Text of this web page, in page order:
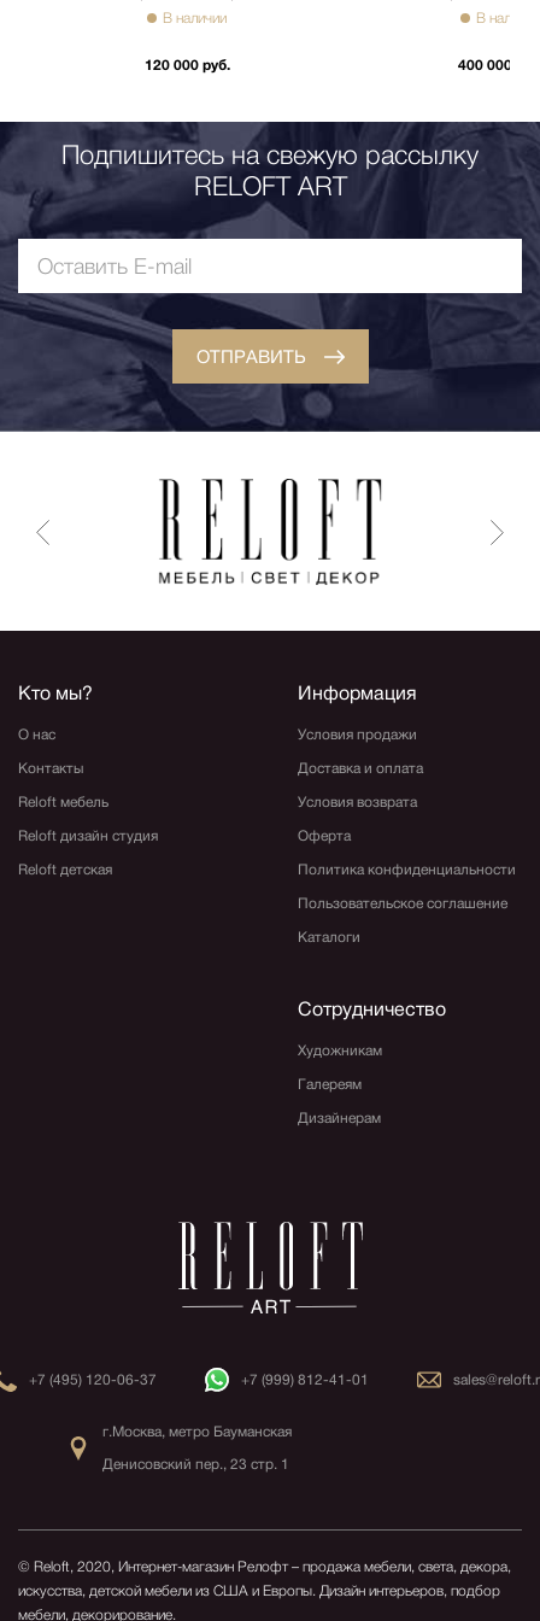
В наличии
120 000 руб.
В наличии
400 000
Подпишитесь на свежую рассылку
RELOFT ART
ОТПРАВИТЬ
Кто мы?
О нас
Контакты
Reloft мебель
Reloft дизайн студия
Reloft детская
Информация
Условия продажи
Доставка и оплата
Условия возврата
Оферта
Политика конфиденциальности
Пользовательское соглашение
Каталоги
Сотрудничество
Художникам
Галереям
Дизайнерам
+7 (495) 120-06-37 +7 (999) 812-41-01
г.Москва, метро Бауманская
Денисовский пер., 23 стр. 1
© Reloft, 2020, Интернет-магазин Релофт – продажа мебели, света, декора,
искусства, детской мебели из США и Европы. Дизайн интерьеров, подбор
мебели, декорирование.